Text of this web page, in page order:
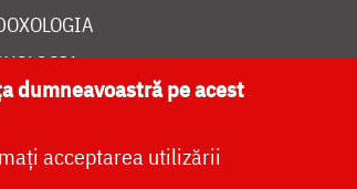
dumneavoastră pe acest
acceptarea utilizării